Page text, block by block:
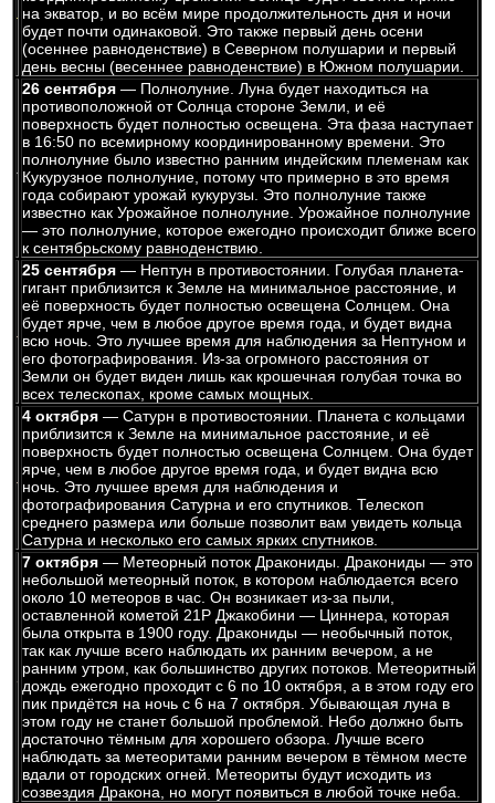
на экватор, и во всём мире продолжительность дня и ночи
будет почти одинаковой. Это также первый день осени
(осеннее равноденствие) в Северном полушарии и первый
день весны (весеннее равноденствие) в Южном полушарии.
26 сентября— Полнолуние. Луна будет находиться на
противоположной от Солнца стороне Земли, и её
поверхность будет полностью освещена. Эта фаза наступает
в 16:50 по всемирному координированному времени. Это
полнолуние было известно ранним индейским племенам как
Кукурузное полнолуние, потому что примерно в это время
года собирают урожай кукурузы. Это полнолуние также
известно как Урожайное полнолуние. Урожайное полнолуние
— это полнолуние, которое ежегодно происходит ближе всего
к сентябрьскому равноденствию.
25 сентября— Нептун в противостоянии. Голубая планета-
гигант приблизится к Земле на минимальное расстояние, и
её поверхность будет полностью освещена Солнцем. Она
будет ярче, чем в любое другое время года, и будет видна
всю ночь. Это лучшее время для наблюдения за Нептуном и
его фотографирования. Из-за огромного расстояния от
Земли он будет виден лишь как крошечная голубая точка во
всех телескопах, кроме самых мощных.
4 октября— Сатурн в противостоянии. Планета с кольцами
приблизится к Земле на минимальное расстояние, и её
поверхность будет полностью освещена Солнцем. Она будет
ярче, чем в любое другое время года, и будет видна всю
ночь. Это лучшее время для наблюдения и
фотографирования Сатурна и его спутников. Телескоп
среднего размера или больше позволит вам увидеть кольца
Сатурна и несколько его самых ярких спутников.
7 октября— Метеорный поток Дракониды. Дракониды — это
небольшой метеорный поток, в котором наблюдается всего
около 10 метеоров в час. Он возникает из-за пыли,
оставленной кометой 21P Джакобини — Циннера, которая
была открыта в 1900 году. Дракониды — необычный поток,
так как лучше всего наблюдать их ранним вечером, а не
ранним утром, как большинство других потоков. Метеоритный
дождь ежегодно проходит с 6 по 10 октября, а в этом году его
пик придётся на ночь с 6 на 7 октября. Убывающая луна в
этом году не станет большой проблемой. Небо должно быть
достаточно тёмным для хорошего обзора. Лучше всего
наблюдать за метеоритами ранним вечером в тёмном месте
вдали от городских огней. Метеориты будут исходить из
созвездия Дракона, но могут появиться в любой точке неба.